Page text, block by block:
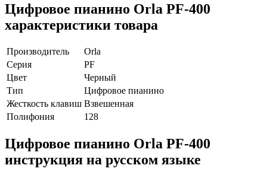
Цифровое пианино Orla PF-400
характеристики товара
Производитель
Orla
Серия
PF
Цвет
Черный
Тип
Цифровое пианино
Жесткость клавиш Взвешенная
Полифония
128
Цифровое пианино Orla PF-400
инструкция на русском языке